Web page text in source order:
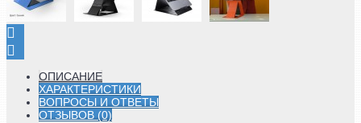
ОПИСАНИЕ
ХАРАКТЕРИСТИКИ
ВОПРОСЫ И ОТВЕТЫ
ОТЗЫВОВ (0)